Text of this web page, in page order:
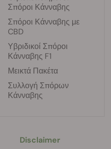
Σπόροι Κάνναβης
Σπόροι Κάνναβης με
CBD
Υβριδικοί Σπόροι
Κάνναβης F1
Μεικτά Πακέτα
Συλλογή Σπόρων
Κάνναβης
Disclaimer